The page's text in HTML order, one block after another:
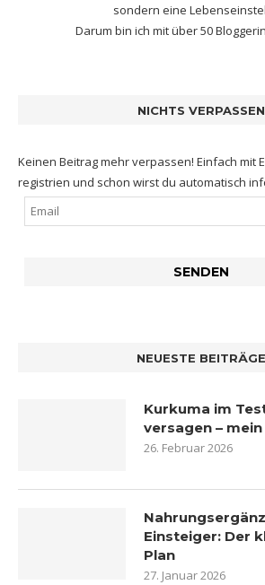
sondern eine
Darum bin ich mitüber 50 Bloggerin
NICHTS VERPASSEN
Keinen Beitrag mehr verpassen! Einfach mit
registrien und schon wirst du automatisch
NEUESTE BEITRÄGE
Kurkuma im
versagen –
26. Februar 2026
Einsteiger: Der
Plan
27. Januar 2026